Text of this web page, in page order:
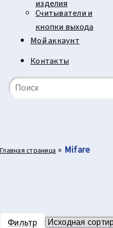
изделия
Считыватели и
кнопки выхода
Мой аккаунт
Контакты
Главная страница » Mifare
Фильтр